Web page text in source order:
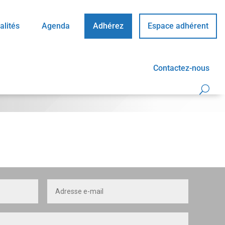
Agenda Adhérez Espace adhérent
Contactez-nous